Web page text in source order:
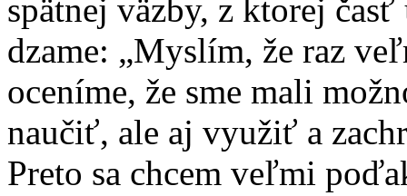
spätnej väzby, z ktorej časť
dzame: „Myslím, že raz
oceníme, že sme mali
naučiť, ale aj využiť a
Preto sa chcem veľmi